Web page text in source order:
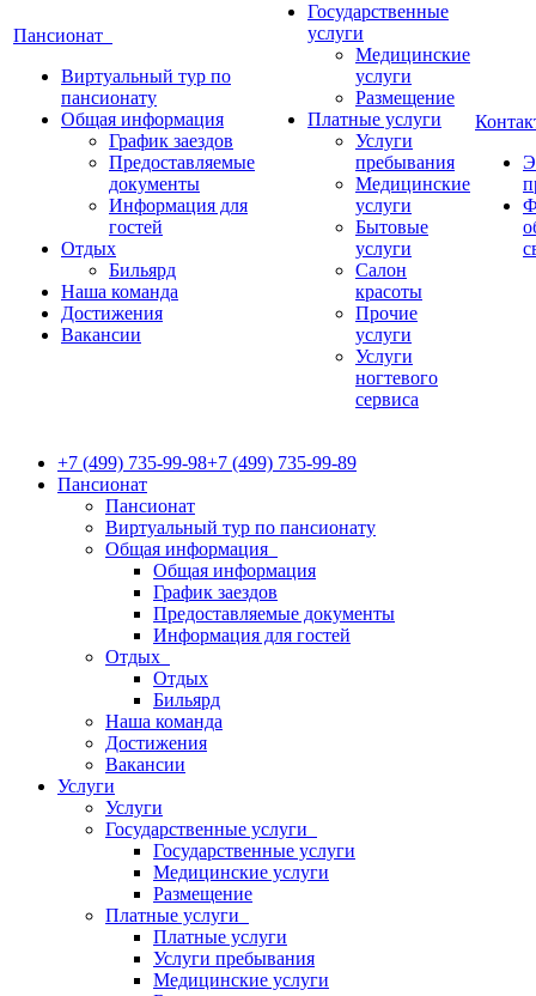
Пансионат
Виртуальный тур по
пансионату
Общая информация
График заездов
Предоставляемые
документы
Информация для
гостей
Отдых
Бильярд
Наша команда
Достижения
Вакансии
Государственные
услуги
Медицинские
услуги
Размещение
Платные услуги
Услуги
пребывания
Медицинские
услуги
Бытовые
услуги
Салон
красоты
Прочие
услуги
Услуги
ногтевого
сервиса
+7 (499) 735-99-98+7 (499) 735-99-89
Пансионат
Пансионат
Виртуальный тур по пансионату
Общая информация
Общая информация
График заездов
Предоставляемые документы
Информация для гостей
Отдых
Отдых
Бильярд
Наша команда
Достижения
Вакансии
Услуги
Услуги
Государственные услуги
Государственные услуги
Медицинские услуги
Размещение
Платные услуги
Платные услуги
Услуги пребывания
Медицинские услуги